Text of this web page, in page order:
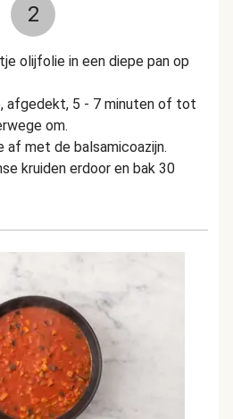
2
olijfolie in een diepe pan op
afgedekt, 5 - 7 minuten of tot
om.
af met de balsamicoazijn.
kruiden erdoor en bak 30